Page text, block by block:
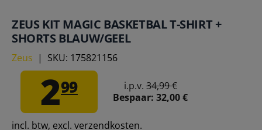
ZEUS KIT MAGIC BASKETBAL T-SHIRT +
SHORTS BLAUW/GEEL
Zeus | SKU: 175821156
299 i.p.v.34,99 €
Bespaar: 32,00 €
incl. btw, excl. verzendkosten.